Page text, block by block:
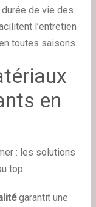
de vie des
l’entretien
toutes saisons.
en
garantit une